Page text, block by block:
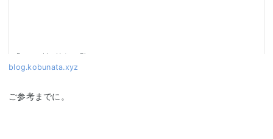
blog.kobunata.xyz
ご参考までに。